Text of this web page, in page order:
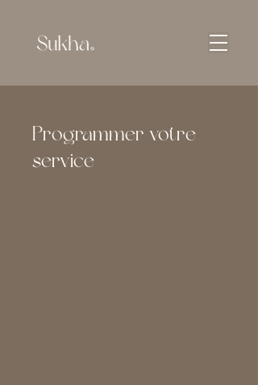
Programmer votre
service